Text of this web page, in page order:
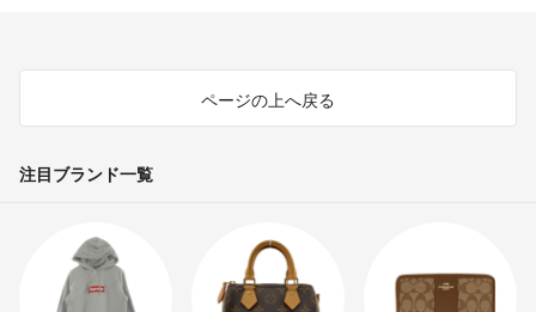
ページの上へ戻る
注目ブランド一覧